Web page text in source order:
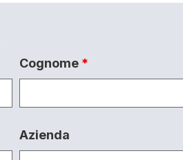
Cognome *
Azienda